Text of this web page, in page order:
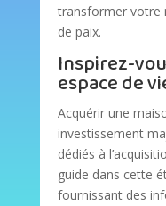
transformer votre
de paix.
Inspirez-
espace de
Acquérir une
investissement
dédiés à
guide dans cette
fournissant des